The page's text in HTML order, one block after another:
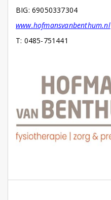
BIG: 69050337304
www.hofmansvanbenthum.nl
T: 0485-751441